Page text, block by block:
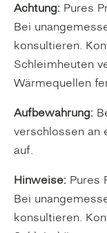
Achtung: Pures
Bei
konsultieren.
Schleimheuten
Wärmequellen
Aufbewahrung:
verschlossen an
auf.
Hinweise: Pures
Bei
konsultieren.